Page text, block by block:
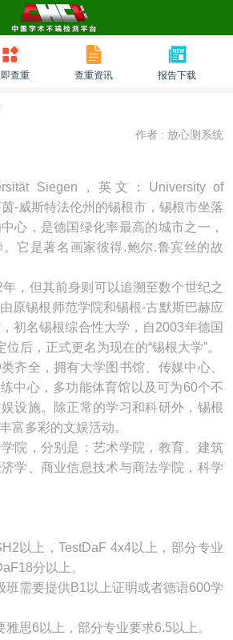
查重 查重资讯 报告下载
作者 : 放心测系统
Siegen，英文：University of
-威斯特法伦州的锡根市，锡根市坐落
心，是德国绿化率最高的城市之一，
它是著名画家彼得.鲍尔.鲁宾丝的故
，但其前身则可以追溯至数个世纪之
原锡根师范学院和锡根-古默斯巴赫应
初名锡根综合性大学，自2003年德国
位后，正式更名为现在的“锡根大学”。
齐全，拥有大学图书馆、传媒中心、
中心，多功能体育馆以及可为60个不
设施。除正常的学习和科研外，锡根
富多彩的文娱活动。
院，分别是：艺术学院，教育、建筑
学、商业信息技术与商法学院，科学
以上，TestDaF 4x4以上，部分专业
分以上。
班需要提供B1以上证明或者德语600学
思6以上，部分专业要求6.5以上。